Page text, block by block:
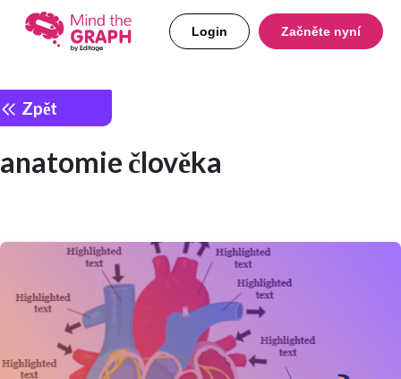
Login Začněte nyní
Zpět
anatomie člověka